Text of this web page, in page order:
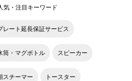
気・注目キーワード
レート延長保証サービス
筒・マグボトル スピーカー
スチーマー トースター